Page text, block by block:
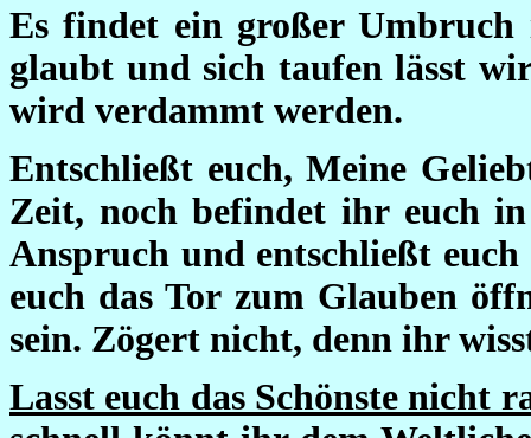
Es findet ein großer
glaubt und sich taufen lässt
wird verdammt werden.
Entschließt euch, Meine
Zeit, noch befindet ihr euch
Anspruch und entschließt
euch das Tor zum Glauben
sein. Zögert nicht, denn ihr
Lasst euch das Schönste nicht